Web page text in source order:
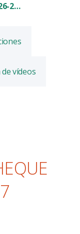
ENTREGA DE CHEQUE LIBROS 2026-2027
vídeos